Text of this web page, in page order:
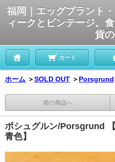
福岡｜エッグプラント
ィークとビンテージ。
貨
カート
ホーム ＞SOLD OUT ＞ Porsgrund
前の商品へ
ポシュグルン/Porsgrund
青色】